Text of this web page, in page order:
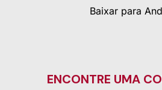
Baixar para
ENCONTRE UMA